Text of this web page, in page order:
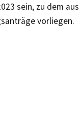
sein, zu dem aus
vorliegen.